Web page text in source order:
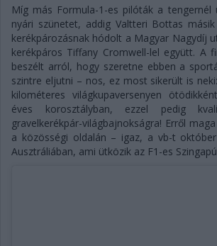
Míg más Formula-1-es pilóták a tengernél
nyári szünetet, addig Valtteri Bottas másik
kerékpározásnak hódolt a Magyar Nagydíj
kerékpáros Tiffany Cromwell-lel együtt. A
beszélt arról, hogy szeretne ebben a
szintre eljutni – nos, ez most sikerült is
kilométeres világkupaversenyen
éves korosztályban, ezzel pedig
gravelkerékpár-világbajnokságra! Erről
a közösségi oldalán – igaz, a vb-t
Ausztráliában, ami ütközik az F1-es